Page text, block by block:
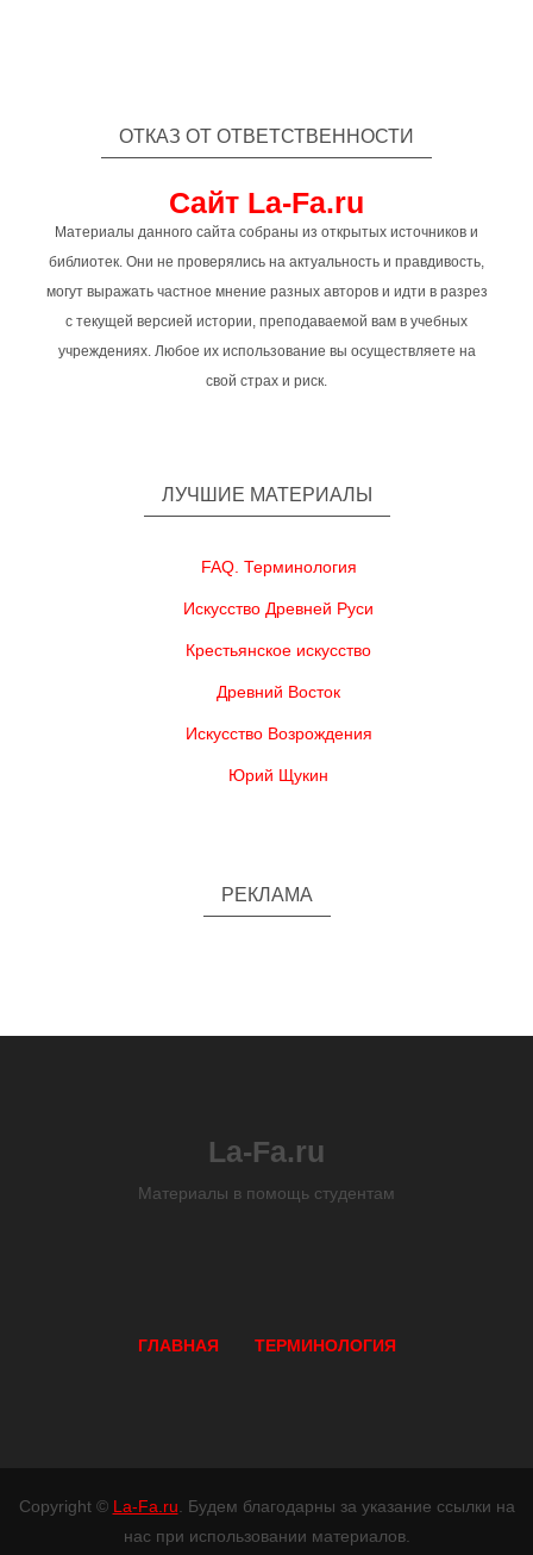
ОТКАЗ ОТ ОТВЕТСТВЕННОСТИ
Сайт La-Fa.ru
Материалы данного сайта собраны из открытых источников и
библиотек. Они не проверялись на актуальность и правдивость,
могут выражать частное мнение разных авторов и идти в разрез
с текущей версией истории, преподаваемой вам в учебных
учреждениях. Любое их использование вы осуществляете на
свой страх и риск.
ЛУЧШИЕ МАТЕРИАЛЫ
FAQ. Терминология
Искусство Древней Руси
Крестьянское искусство
Древний Восток
Искусство Возрождения
Юрий Щукин
РЕКЛАМА
La-Fa.ru
Материалы в помощь студентам
ГЛАВНАЯ ТЕРМИНОЛОГИЯ
Copyright © La-Fa.ru . Будем благодарны за указание ссылки на
нас при использовании материалов.